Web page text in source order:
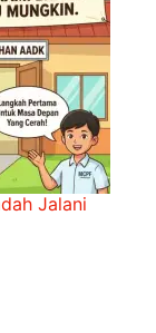
Jalani